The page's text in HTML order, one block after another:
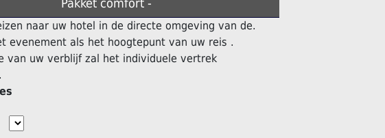
Pakket comfort -
naar uw hotel in de directe omgeving van de.
evenement als het hoogtepunt van uw reis .
van uw verblijf zal het individuele vertrek